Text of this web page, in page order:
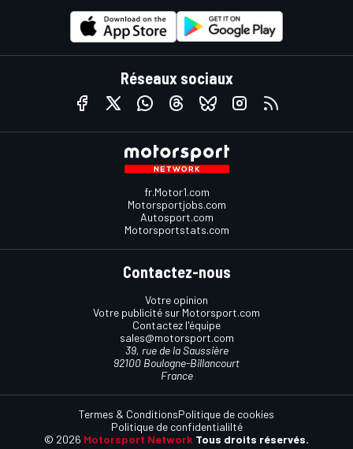
Réseaux sociaux
fr.Motor1.com
Motorsportjobs.com
Autosport.com
Motorsportstats.com
Contactez-nous
Votre opinion
Votre publicité sur Motorsport.com
Contactez l'équipe
sales@motorsport.com
39, rue de la Saussière
92100 Boulogne-Billancourt
France
© 2026 Motorsport Network Tous droits réservés.
Termes & ConditionsPolitique de cookies
Politique de confidentialilté